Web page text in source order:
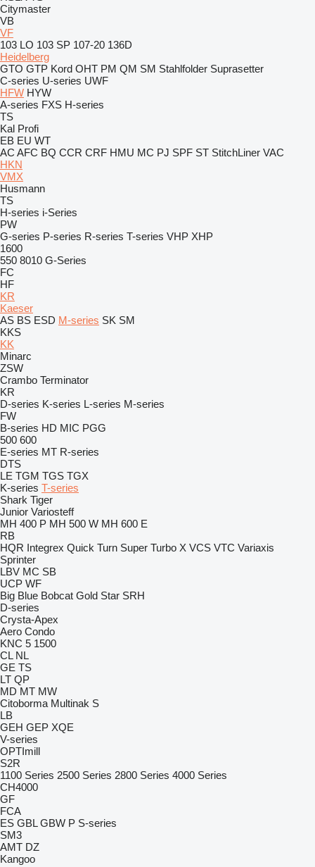
Citymaster
VB
VF
103 LO 103 SP 107-20 136D
Heidelberg
GTO GTP Kord OHT PM QM SM Stahlfolder Suprasetter
C-series U-series UWF
HFW HYW
A-series FXS H-series
TS
Kal Profi
EB EU WT
AC AFC BQ CCR CRF HMU MC PJ SPF ST StitchLiner VAC
HKN
VMX
Husmann
TS
H-series i-Series
PW
G-series P-series R-series T-series VHP XHP
1600
550 8010 G-Series
FC
HF
KR
Kaeser
AS BS ESD M-series SK SM
KKS
KK
Minarc
ZSW
Crambo Terminator
KR
D-series K-series L-series M-series
FW
B-series HD MIC PGG
500 600
E-series MT R-series
DTS
LE TGM TGS TGX
K-series T-series
Shark Tiger
Junior Variosteff
MH 400 P MH 500 W MH 600 E
RB
HQR Integrex Quick Turn Super Turbo X VCS VTC Variaxis
Sprinter
LBV MC SB
UCP WF
Big Blue Bobcat Gold Star SRH
D-series
Crysta-Apex
Aero Condo
KNC 5 1500
CL NL
GE TS
LT QP
MD MT MW
Citoborma Multinak S
LB
GEH GEP XQE
V-series
OPTImill
S2R
1100 Series 2500 Series 2800 Series 4000 Series
CH4000
GF
FCA
ES GBL GBW P S-series
SM3
AMT DZ
Kangoo